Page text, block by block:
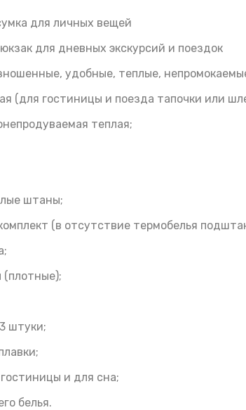
для личных вещей
для дневных экскурсий и поездок
удобные, теплые,
(для гостиницы и поезда тапочки или
теплая;
штаны;
(в отсутствие термобелья
(плотные);
штуки;
и для сна;
белья.